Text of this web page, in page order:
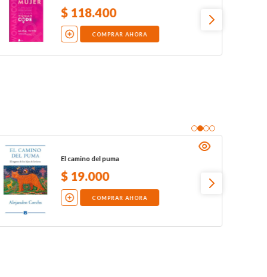
$ 118.400
COMPRAR AHORA
El camino del puma
$ 19.000
COMPRAR AHORA